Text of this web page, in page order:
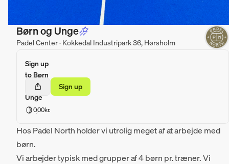
Børn og Unge
Padel Center · Kokkedal Industripark 36, Hørsholm
Sign up
to Børn
Unge
0,00kr.
Sign up
Hos Padel North holder vi utrolig meget af at arbejde med
børn.
Vi arbejder typisk med grupper af 4 børn pr. træner. Vi